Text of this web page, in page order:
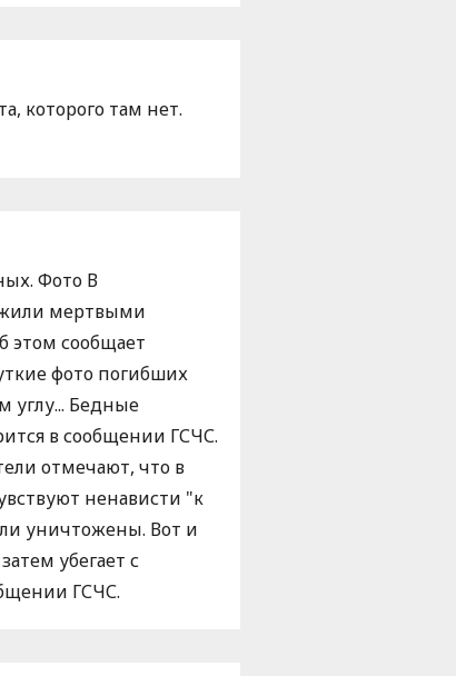
которого там нет.
Фото В
мертвыми
этом сообщает
фото погибших
углу... Бедные
в сообщении ГСЧС.
отмечают, что в
ненависти "к
уничтожены. Вот и
убегает с
ГСЧС.